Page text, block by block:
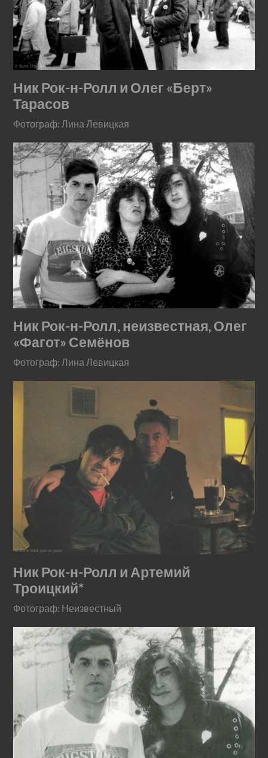
Ник Рок-н-Ролл и Олег «Берт»
Тарасов
Фотограф: Лина Левицкая
Ник Рок-н-Ролл, неизвестная, Олег
«Фагот» Семёнов
Фотограф: Лина Левицкая
Ник Рок-н-Ролл и Артемий
Троицкий*
Фотограф: Неизвестный